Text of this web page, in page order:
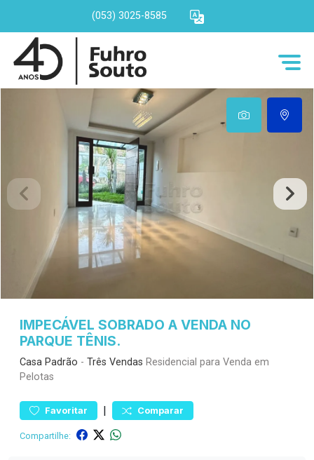
(053) 3025-8585
IMPECÁVEL SOBRADO A VENDA NO
PARQUE TÊNIS.
Casa Padrão - Três Vendas Residencial para Venda em
Pelotas
Favoritar | Comparar
Compartilhe: